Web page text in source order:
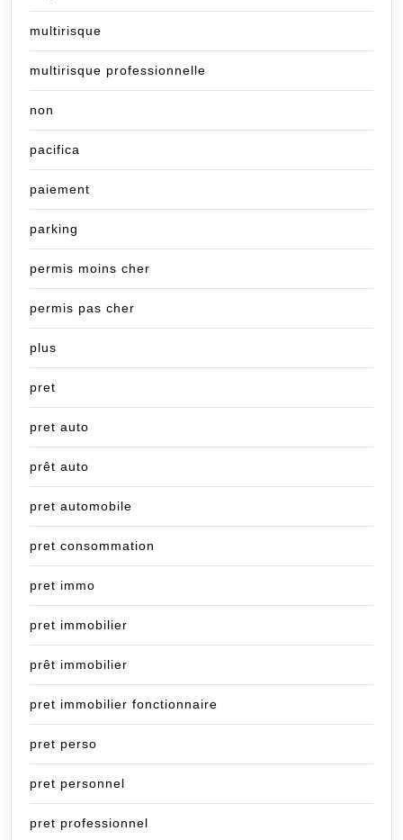
multirisque
multirisque professionnelle
non
pacifica
paiement
parking
permis moins cher
permis pas cher
plus
pret
pret auto
prêt auto
pret automobile
pret consommation
pret immo
pret immobilier
prêt immobilier
pret immobilier fonctionnaire
pret perso
pret personnel
pret professionnel